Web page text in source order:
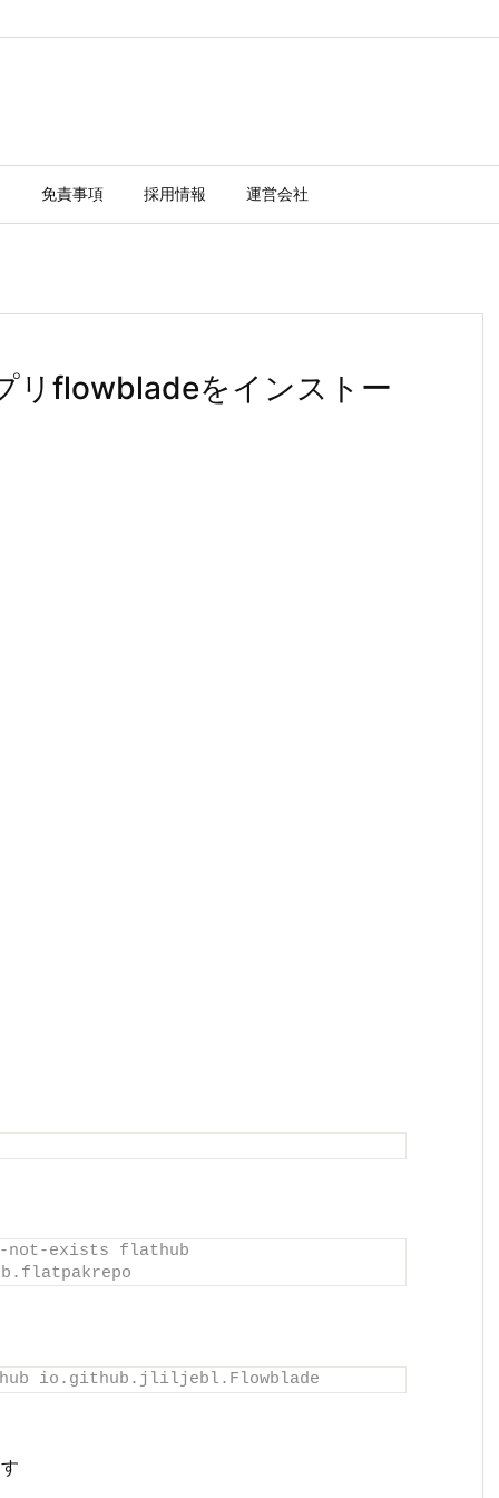
免責事項 採用情報 運営会社
リflowbladeをインストー
not-exists flathub
io.github.jliljebl.Flowblade